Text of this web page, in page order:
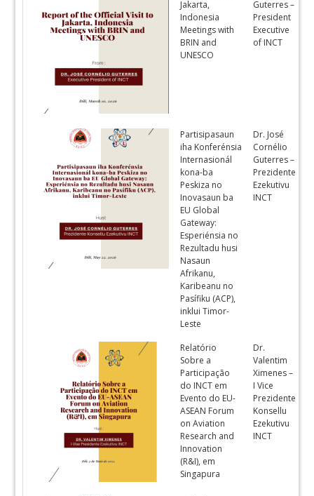
Jakarta,
Indonesia
Meetings with
BRIN and
UNESCO
Guterres –
President
Executive
of INCT
Partisipasaun
iha Konferénsia
Internasionál
kona-ba
Peskiza no
Inovasaun ba
EU Global
Gateway:
Esperiénsia no
Rezultadu husi
Nasaun
Afrikanu,
Karibeanu no
Pasífiku (ACP),
inklui Timor-
Leste
Dr. José
Cornélio
Guterres –
Prezidente
Ezekutivu
INCT
Relatório
Sobre a
Participação
do INCT em
Evento do EU-
ASEAN Forum
on Aviation
Research and
Innovation
(R&I), em
Singapura
Dr.
Valentim
Ximenes –
I Vice
Prezidente
Konsellu
Ezekutivu
INCT